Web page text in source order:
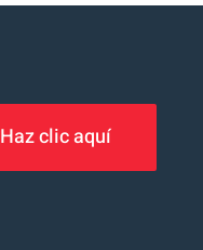
Haz clic aquí